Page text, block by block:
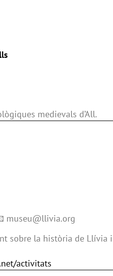
medievals d’All.
museu@llivia.org
sobre la història de Llívia
activitats